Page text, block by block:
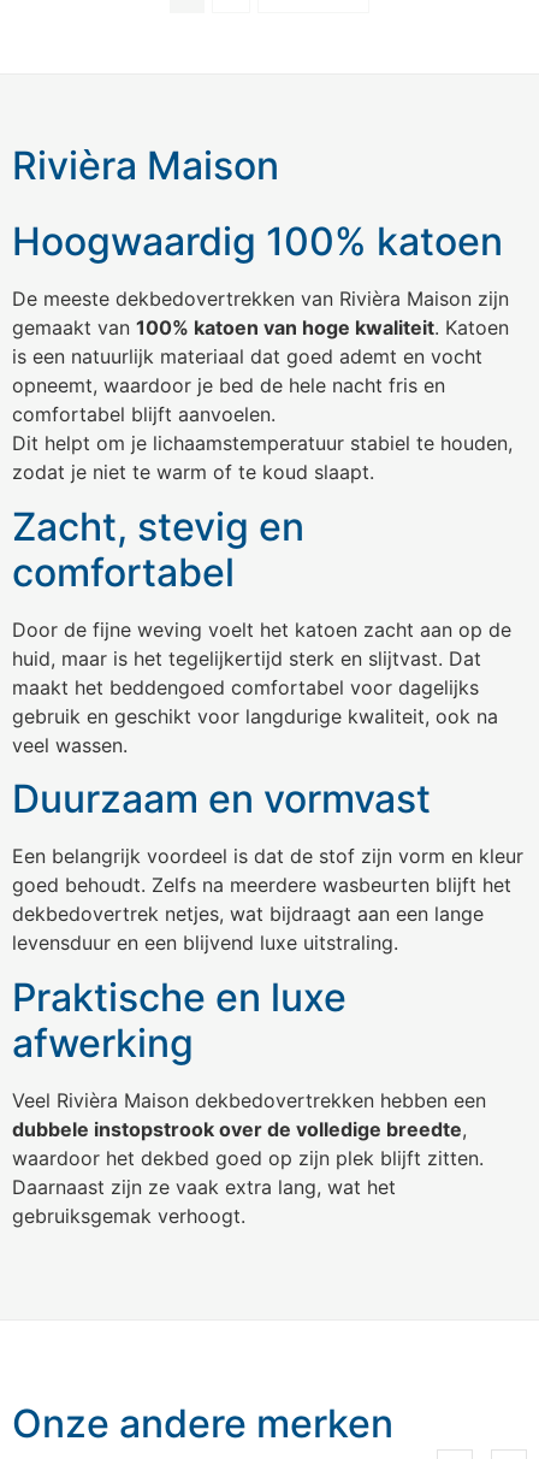
Rivièra Maison
Hoogwaardig 100% katoen
De meeste dekbedovertrekken van Rivièra Maison zijn
gemaakt van 100% katoen van hoge kwaliteit. Katoen
is een natuurlijk materiaal dat goed ademt en vocht
opneemt, waardoor je bed de hele nacht fris en
comfortabel blijft aanvoelen.
Dit helpt om je lichaamstemperatuur stabiel te houden,
zodat je niet te warm of te koud slaapt.
Zacht, stevig en
comfortabel
Door de fijne weving voelt het katoen zacht aan op de
huid, maar is het tegelijkertijd sterk en slijtvast. Dat
maakt het beddengoed comfortabel voor dagelijks
gebruik en geschikt voor langdurige kwaliteit, ook na
veel wassen.
Duurzaam en vormvast
Een belangrijk voordeel is dat de stof zijn vorm en kleur
goed behoudt. Zelfs na meerdere wasbeurten blijft het
dekbedovertrek netjes, wat bijdraagt aan een lange
levensduur en een blijvend luxe uitstraling.
Praktische en luxe
afwerking
Veel Rivièra Maison dekbedovertrekken hebben een
dubbele instopstrook over de volledige breedte,
waardoor het dekbed goed op zijn plek blijft zitten.
Daarnaast zijn ze vaak extra lang, wat het
gebruiksgemak verhoogt.
Onze andere merken